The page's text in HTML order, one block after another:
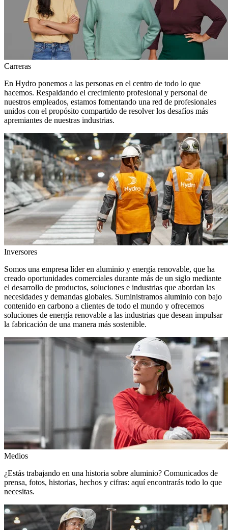
Carreras
En Hydro ponemos a las personas en el centro de todo lo que
hacemos. Respaldando el crecimiento profesional y personal de
nuestros empleados, estamos fomentando una red de profesionales
unidos con el propósito compartido de resolver los desafíos más
apremiantes de nuestras industrias.
Inversores
Somos una empresa líder en aluminio y energía renovable, que ha
creado oportunidades comerciales durante más de un siglo mediante
el desarrollo de productos, soluciones e industrias que abordan las
necesidades y demandas globales. Suministramos aluminio con bajo
contenido en carbono a clientes de todo el mundo y ofrecemos
soluciones de energía renovable a las industrias que desean impulsar
la fabricación de una manera más sostenible.
Medios
¿Estás trabajando en una historia sobre aluminio? Comunicados de
prensa, fotos, historias, hechos y cifras: aquí encontrarás todo lo que
necesitas.